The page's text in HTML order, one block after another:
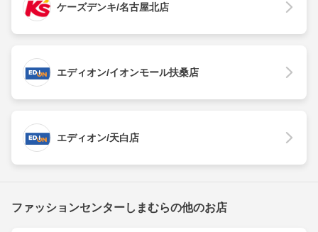
ケーズデンキ/名古屋北店
エディオン/イオンモール扶桑店
エディオン/天白店
ファッションセンターしまむらの他のお店